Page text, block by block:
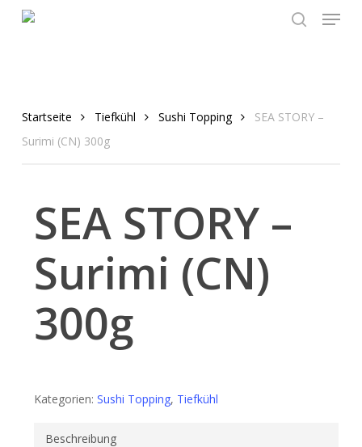
Menu
Startseite Tiefkühl Sushi Topping
SEA STORY –
Surimi (CN) 300g
SEA STORY –
Surimi (CN)
300g
Kategorien: Sushi Topping, Tiefkühl
Beschreibung